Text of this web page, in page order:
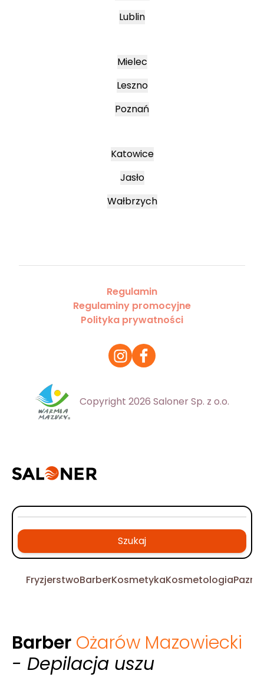
Lublin
Mielec
Leszno
Poznań
Katowice
Jasło
Wałbrzych
Regulamin
Regulaminy promocyjne
Polityka prywatności
Copyright 2026 Saloner Sp. z o.o.
Szukaj
FryzjerstwoBarberKosmetykaKosmetologia
Barber Ożarów Mazowiecki
- Depilacja uszu